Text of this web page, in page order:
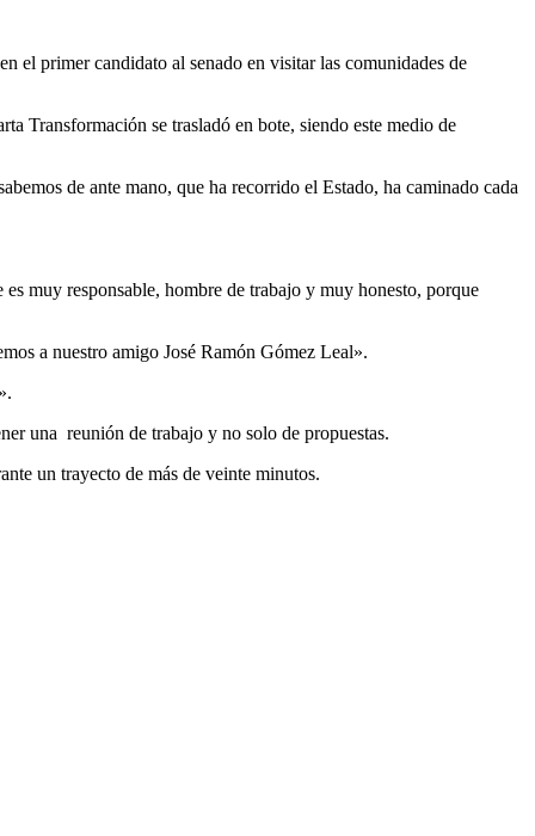
el primer candidato al senado en visitar las comunidades de
Transformación se trasladó en bote, siendo este medio de
de ante mano, que ha recorrido el Estado, ha caminado cada
muy responsable, hombre de trabajo y muy honesto, porque
a nuestro amigo José Ramón Gómez Leal».
una reunión de trabajo y no solo de propuestas.
un trayecto de más de veinte minutos.